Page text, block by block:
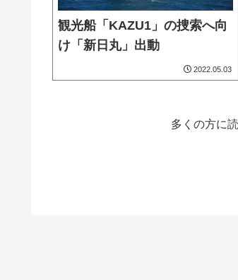
観光船「KAZU1」の捜索へ向
け「新日丸」出動
2022.05.03
多くの方に